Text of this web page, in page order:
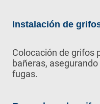
Instalación de
Colocación de grifos
bañeras,
fugas.